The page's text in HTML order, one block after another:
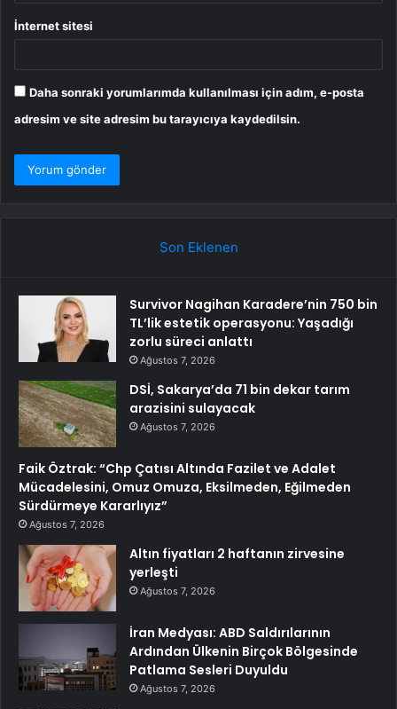
İnternet sitesi
Daha sonraki yorumlarımda kullanılması için adım, e-posta
adresim ve site adresim bu tarayıcıya kaydedilsin.
Son Eklenen
Survivor Nagihan Karadere’nin 750 bin
TL’lik estetik operasyonu: Yaşadığı
zorlu süreci anlattı
Ağustos 7, 2026
DSİ, Sakarya’da 71 bin dekar tarım
arazisini sulayacak
Ağustos 7, 2026
Faik Öztrak: “Chp Çatısı Altında Fazilet ve Adalet
Mücadelesini, Omuz Omuza, Eksilmeden, Eğilmeden
Sürdürmeye Kararlıyız”
Ağustos 7, 2026
Altın fiyatları 2 haftanın zirvesine
yerleşti
Ağustos 7, 2026
İran Medyası: ABD Saldırılarının
Ardından Ülkenin Birçok Bölgesinde
Patlama Sesleri Duyuldu
Ağustos 7, 2026